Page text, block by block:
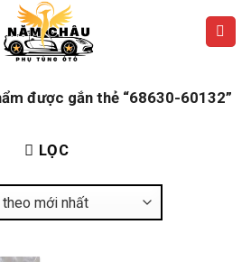
được gắn thẻ “68630-60132”
LỌC